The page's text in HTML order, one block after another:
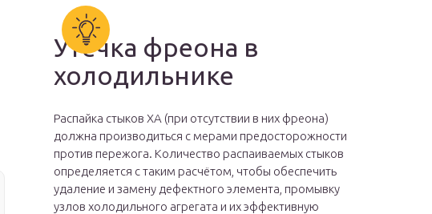
Утечка фреона в
холодильнике
Распайка стыков ХА (при отсутствии в них фреона)
должна производиться с мерами предосторожности
против пережога. Количество распаиваемых стыков
определяется с таким расчётом, чтобы обеспечить
удаление и замену дефектного элемента, промывку
узлов холодильного агрегата и их эффективную